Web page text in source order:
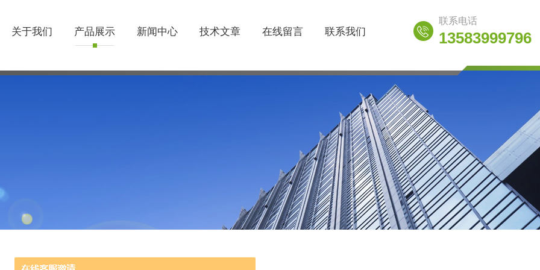
关于我们 产品展示 新闻中心 技术文章 在线留言 联系我们
联系电话
13583999796